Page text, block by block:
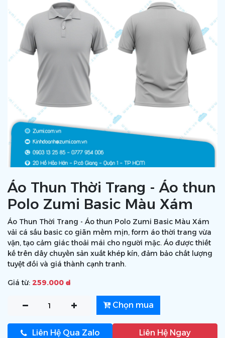
Áo Thun Thời Trang - Áo thun
Polo Zumi Basic Màu Xám
Áo Thun Thời Trang - Áo thun Polo Zumi Basic Màu Xám
vải cá sấu basic co giãn mềm mịn, form áo thời trang vừa
vặn, tạo cảm giác thoải mái cho người mặc. Áo được thiết
kế trên dây chuyền sản xuất khép kín, đảm bảo chất lượng
tuyệt đối và giá thành cạnh tranh.
Giá từ: 259.000 ₫
Chọn mua
Liên Hệ Qua Zalo Liên Hệ Ngay